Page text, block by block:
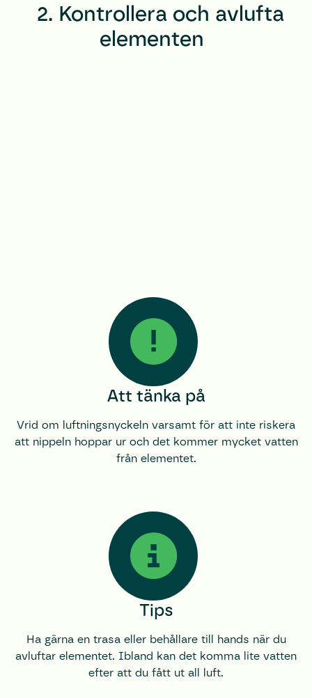
2. Kontrollera och avlufta
elementen
Att tänka på
Vrid om luftningsnyckeln varsamt för att inte riskera
att nippeln hoppar ur och det kommer mycket vatten
från elementet.
Tips
Ha gärna en trasa eller behållare till hands när du
avluftar elementet. Ibland kan det komma lite vatten
efter att du fått ut all luft.